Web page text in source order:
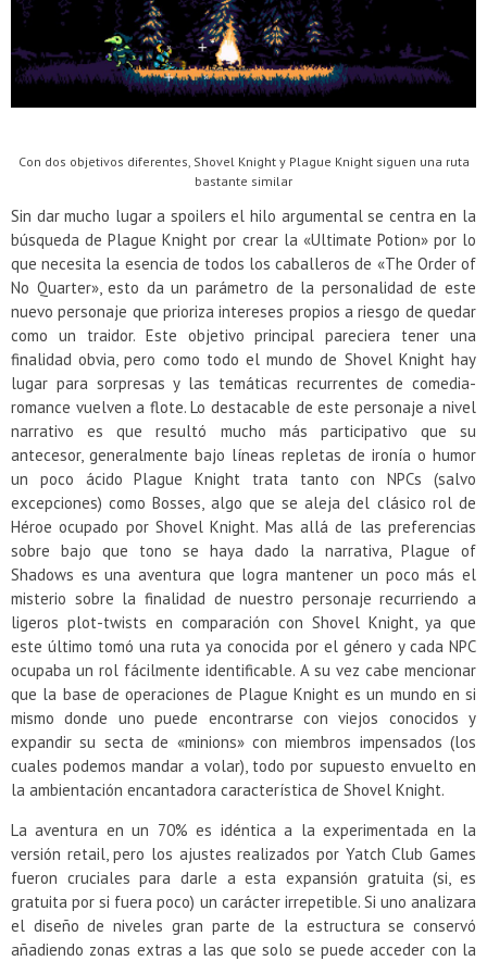
Con dos objetivos diferentes, Shovel Knight y Plague Knight siguen una ruta
bastante similar
Sin dar mucho lugar a spoilers el hilo argumental se centra en la
búsqueda de Plague Knight por crear la «Ultimate Potion» por lo
que necesita la esencia de todos los caballeros de «The Order of
No Quarter», esto da un parámetro de la personalidad de este
nuevo personaje que prioriza intereses propios a riesgo de quedar
como un traidor. Este objetivo principal pareciera tener una
finalidad obvia, pero como todo el mundo de Shovel Knight hay
lugar para sorpresas y las temáticas recurrentes de comedia-
romance vuelven a flote. Lo destacable de este personaje a nivel
narrativo es que resultó mucho más participativo que su
antecesor, generalmente bajo líneas repletas de ironía o humor
un poco ácido Plague Knight trata tanto con NPCs (salvo
excepciones) como Bosses, algo que se aleja del clásico rol de
Héroe ocupado por Shovel Knight. Mas allá de las preferencias
sobre bajo que tono se haya dado la narrativa, Plague of
Shadows es una aventura que logra mantener un poco más el
misterio sobre la finalidad de nuestro personaje recurriendo a
ligeros plot-twists en comparación con Shovel Knight, ya que
este último tomó una ruta ya conocida por el género y cada NPC
ocupaba un rol fácilmente identificable. A su vez cabe mencionar
que la base de operaciones de Plague Knight es un mundo en si
mismo donde uno puede encontrarse con viejos conocidos y
expandir su secta de «minions» con miembros impensados (los
cuales podemos mandar a volar), todo por supuesto envuelto en
la ambientación encantadora característica de Shovel Knight.
La aventura en un 70% es idéntica a la experimentada en la
versión retail, pero los ajustes realizados por Yatch Club Games
fueron cruciales para darle a esta expansión gratuita (si, es
gratuita por si fuera poco) un carácter irrepetible. Si uno analizara
el diseño de niveles gran parte de la estructura se conservó
añadiendo zonas extras a las que solo se puede acceder con la